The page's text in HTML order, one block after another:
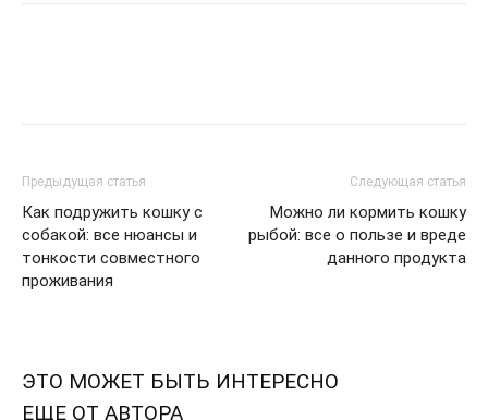
Предыдущая статья
Как подружить кошку с
собакой: все нюансы и
тонкости совместного
проживания
Следующая статья
Можно ли кормить кошку
рыбой: все о пользе и вреде
данного продукта
ЭТО МОЖЕТ БЫТЬ ИНТЕРЕСНО
ЕЩЕ ОТ АВТОРА